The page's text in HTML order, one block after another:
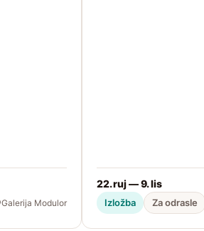
Galerija Modulor
22. ruj — 9. lis
Izložba Za odrasle